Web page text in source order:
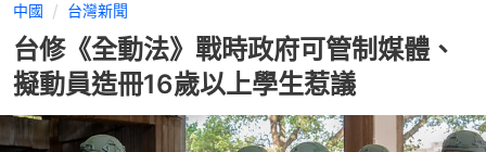
中國 台灣新聞
台修《全動法》戰時政府可管制媒體、
擬動員造冊16歲以上學生惹議